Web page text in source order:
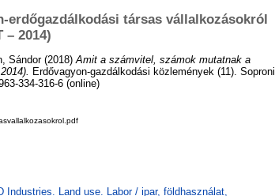
erdőgazdálkodási társas vállalkozásokról
– 2014)
Sándor(2018) Amit a számvitel, számok mutatnak a
Erdővagyon-gazdálkodási közlemények (11). Soproni
334-316-6 (online)
Land use. Labor / ipar, földhasználat,